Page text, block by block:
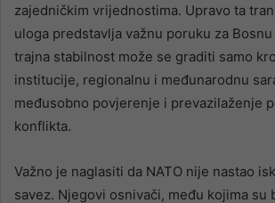
zajedničkim vrijednostima. Upravo ta
uloga predstavlja važnu poruku za
trajna stabilnost može se graditi samo
institucije, regionalnu i međunarodnu
međusobno povjerenje i prevazilaženje
konflikta.
Važno je naglasiti da NATO nije nastao
savez. Njegovi osnivači, među kojima su